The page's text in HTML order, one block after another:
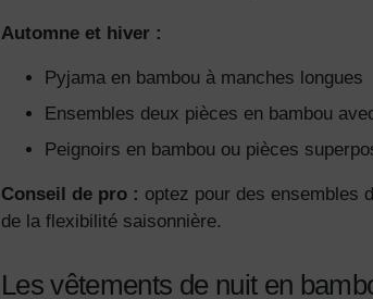
Automne et hiver :
Pyjama en bambou à manches longues
Ensembles deux pièces en bambou
Peignoirs en bambou ou pièces
Conseil de pro : optez pour des ensembles
de la flexibilité saisonnière.
Les vêtements de nuit en